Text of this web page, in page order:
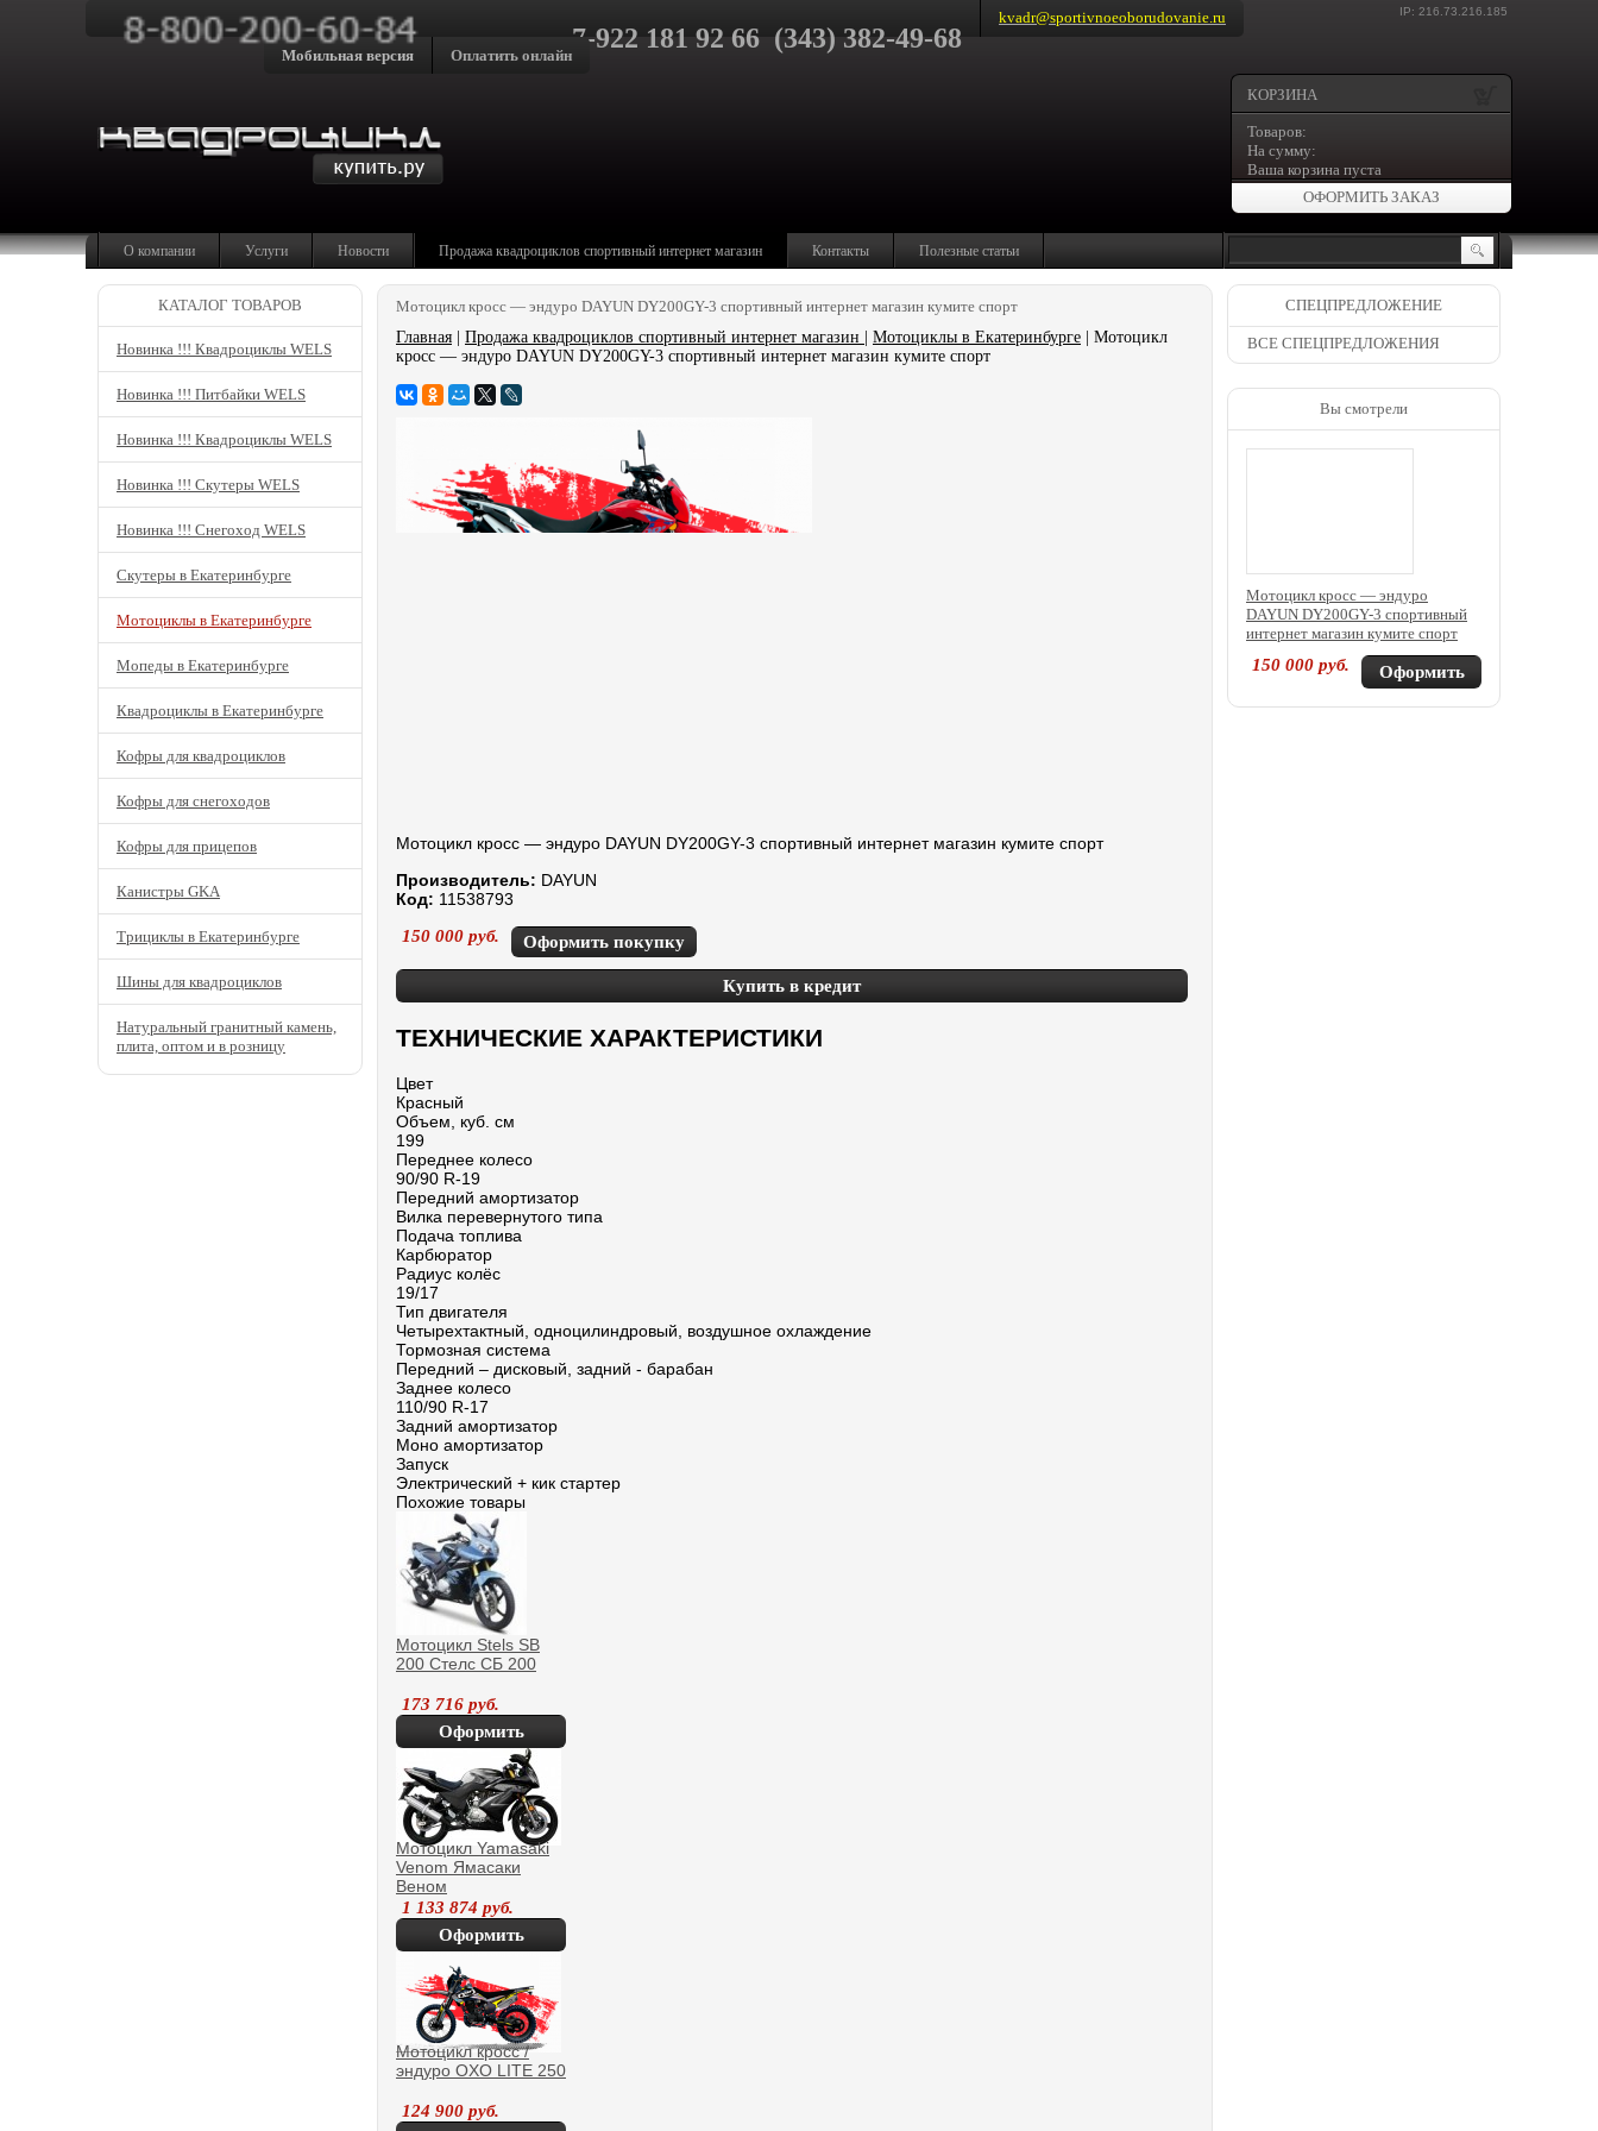
IP: 216.73.216.185
7-922 181 92 66 (343) 382-49-68
kvadr@sportivnoeoborudovanie.ru
Мобильная версия Оплатить онлайн
КОРЗИНА
Товаров:
На сумму:
Ваша корзина пуста
ОФОРМИТЬ ЗАКАЗ
О компании Услуги Новости Продажа квадроциклов спортивный интернет магазин Контакты Полезные статьи
Мотоцикл кросс — эндуро DAYUN DY200GY-3 спортивный интернет магазин кумите спорт
Главная
Продажа квадроциклов спортивный интернет магазин Мотоциклы в Екатеринбурге | Мотоцикл
кросс — эндуро DAYUN DY200GY-3 спортивный интернет магазин кумите спорт
Мотоцикл кросс — эндуро DAYUN DY200GY-3 спортивный интернет магазин кумите спорт
Производитель: DAYUN
Код: 11538793
150 000 руб. Оформить покупку
Купить в кредит
ТЕХНИЧЕСКИЕ ХАРАКТЕРИСТИКИ
Цвет
Красный
Объем, куб. см
199
Переднее колесо
90/90 R-19
Передний амортизатор
Вилка перевернутого типа
Подача топлива
Карбюратор
Радиус колёс
19/17
Тип двигателя
Четырехтактный, одноцилиндровый, воздушное охлаждение
Тормозная система
Передний – дисковый, задний - барабан
Заднее колесо
110/90 R-17
Задний амортизатор
Моно амортизатор
Запуск
Электрический + кик стартер
Похожие товары
Мотоцикл Stels SB
200 Стелс СБ 200
173 716 руб.
Оформить
покупку
Мотоцикл Yamasaki
Venom Ямасаки
Веном
1 133 874 руб.
Оформить
покупку
Мотоцикл кросс /
эндуро OXO LITE 250
124 900 руб.
КАТАЛОГ ТОВАРОВ
Новинка !!! Квадроциклы WELS
Новинка !!! Питбайки WELS
Новинка !!! Квадроциклы WELS
Новинка !!! Скутеры WELS
Новинка !!! Снегоход WELS
Скутеры в Екатеринбурге
Мотоциклы в Екатеринбурге
Мопеды в Екатеринбурге
Квадроциклы в Екатеринбурге
Кофры для квадроциклов
Кофры для снегоходов
Кофры для прицепов
Канистры GKA
Трициклы в Екатеринбурге
Шины для квадроциклов
Натуральный гранитный камень,
плита, оптом и в розницу
СПЕЦПРЕДЛОЖЕНИЕ
ВСЕ СПЕЦПРЕДЛОЖЕНИЯ
Вы смотрели
Мотоцикл кросс — эндуро
DAYUN DY200GY-3 спортивный
интернет магазин кумите спорт
150 000 руб.
Оформить
покупку